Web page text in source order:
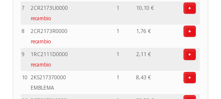
7
2CR2173U0000
recambio
1 10,10 € +
8
2CR2173R0000
recambio
1 1,76 € +
9
1RC2111D0000
recambio
1 2,11 € +
10 2KS217370000
EMBLEMA
1 8,43 € +